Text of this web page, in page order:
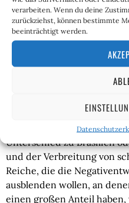
verarbeiten. Wenn du deine
zurückziehst, können bestimmte
beeinträchtigt werden.
Reiche mit Reichen, Linke
Rechten, Muslime mit
Oder linke Reiche mit
wohlhabend sind.
werden auch zur Norm
Wahrscheinlich werden
Verschiebungen
einen westlichen Teil
Unterschied zu Brasilien
und der Verbreitung von
Reiche, die die
ausblenden wollen, an
einen großen Anteil